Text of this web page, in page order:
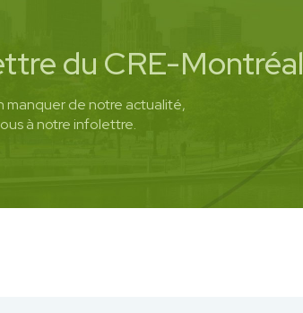
du CRE-Montréal
manquer de notre actualité,
à notre infolettre.